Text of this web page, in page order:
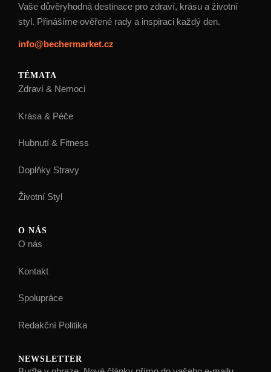
Vaše důvěryhodná destinace pro zdraví, krásu a životní
styl. Přinášíme ověřené rady a inspiraci každý den.
info@bechermarket.cz
TÉMATA
Zdraví & Nemoci
Krása & Péče
Hubnutí & Fitness
Doplňky Stravy
Životní Styl
O NÁS
O nás
Kontakt
Spolupráce
Redakční Politika
NEWSLETTER